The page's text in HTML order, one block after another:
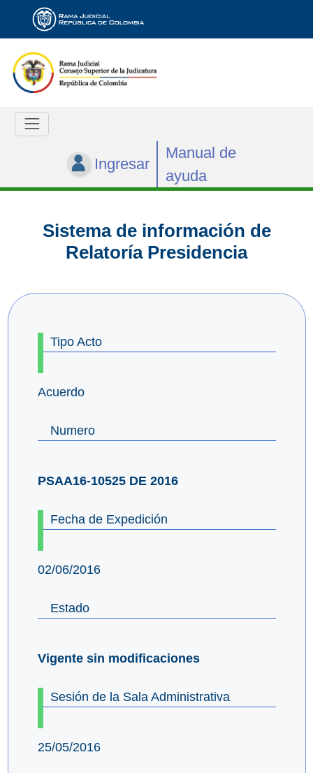
Ingresar
Manual de
ayuda
Sistema de información de
Relatoría Presidencia
Tipo Acto
Acuerdo
Numero
PSAA16-10525 DE 2016
Fecha de Expedición
02/06/2016
Estado
Vigente sin modificaciones
Sesión de la Sala Administrativa
25/05/2016